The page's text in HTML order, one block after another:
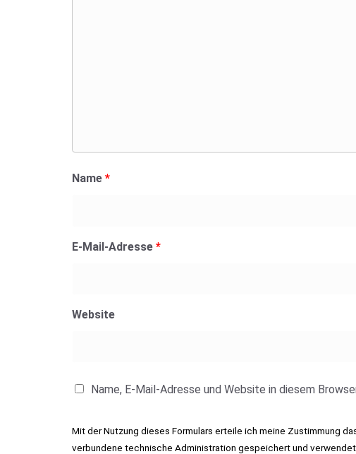
Name *
E-Mail-Adresse *
Website
Name, E-Mail-Adresse und Website in diesem
Mit der Nutzung dieses Formulars erteile ich meine Zustimmung
verbundene technische Administration gespeichert und